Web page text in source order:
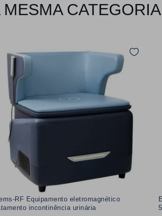
CATEGORIA
RF Equipamento eletromagnético
incontinência urinária